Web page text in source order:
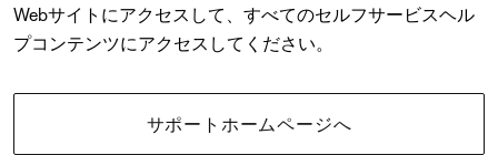
Webサイトにアクセスして、すべてのセルフサービスヘル
プコンテンツにアクセスしてください。
サポートホームページへ